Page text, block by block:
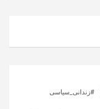
#زندانی_سیاسی